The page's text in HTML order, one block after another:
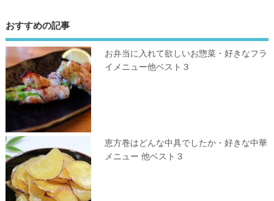
おすすめの記事
お弁当に入れて欲しいお惣菜・好きなフラ
イメニュー他ベスト３
恵方巻はどんな中具でしたか・好きな中華
メニュー 他ベスト３